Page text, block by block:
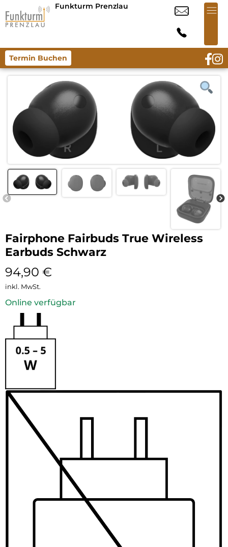
Funkturm Prenzlau
Termin Buchen
Fairphone Fairbuds True Wireless
Earbuds Schwarz
94,90 €
inkl. MwSt.
Online verfügbar